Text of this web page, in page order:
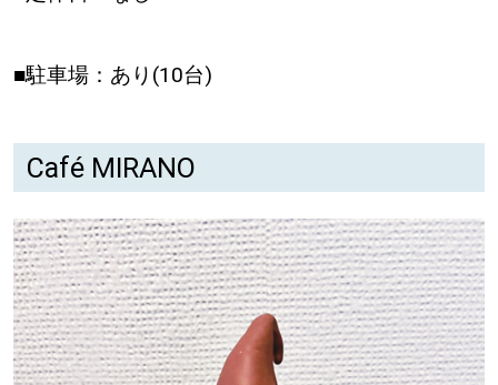
■駐車場：あり(10台)
Café MIRANO